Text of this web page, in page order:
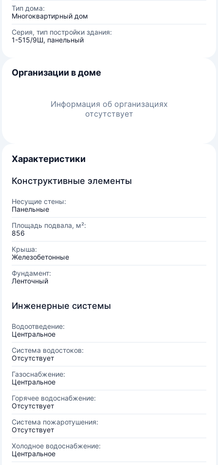
Тип дома:
Многоквартирный дом
Серия, тип постройки здания:
1-515/9Ш, панельный
Организации в доме
Информация об организациях
отсутствует
Характеристики
Конструктивные элементы
Несущие стены:
Панельные
Площадь подвала, м²:
856
Крыша:
Железобетонные
Фундамент:
Ленточный
Инженерные системы
Водоотведение:
Центральное
Система водостоков:
Отсутствует
Газоснабжение:
Центральное
Горячее водоснабжение:
Отсутствует
Система пожаротушения:
Отсутствует
Холодное водоснабжение:
Центральное